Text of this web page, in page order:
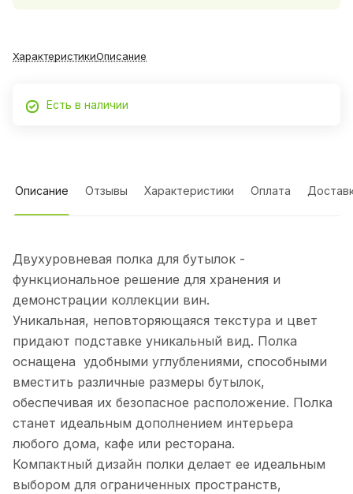
ХарактеристикиОписание
Есть в наличии
Описание Отзывы Характеристики Оплата
Двухуровневая полка для бутылок -
функциональное решение для хранения и
демонстрации коллекции вин.
Уникальная, неповторяющаяся текстура и цвет
придают подставке уникальный вид. Полка
оснащена удобными углублениями, способными
вместить различные размеры бутылок,
обеспечивая их безопасное расположение. Полка
станет идеальным дополнением интерьера
любого дома, кафе или ресторана.
Компактный дизайн полки делает ее идеальным
выбором для ограниченных пространств,